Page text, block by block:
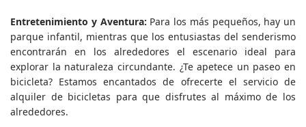
Entretenimiento y Aventura: Para los más pequeños, hay un
parque infantil, mientras que los entusiastas del senderismo
encontrarán en los alrededores el escenario ideal para
explorar la naturaleza circundante. ¿Te apetece un paseo en
bicicleta? Estamos encantados de ofrecerte el servicio de
alquiler de bicicletas para que disfrutes al máximo de los
alrededores.